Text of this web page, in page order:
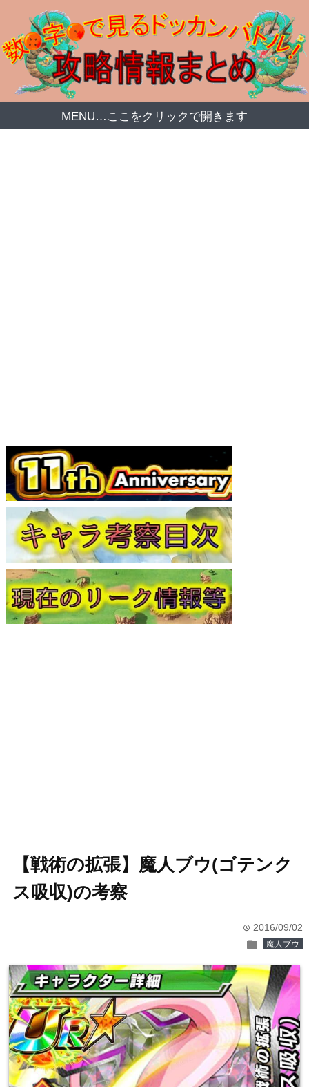
MENU…ここをクリックで開きます
【戦術の拡張】魔人ブウ(ゴテンク
ス吸収)の考察
time 2016/09/02
folder 魔人ブウ